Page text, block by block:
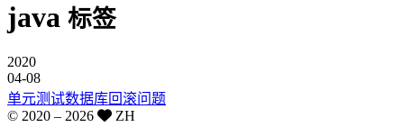
java 标签
2020
04-08
单元测试数据库回滚问题
© 2020 – 2026
ZH